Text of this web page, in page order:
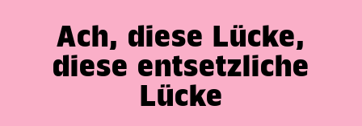
Ach, diese Lücke,
diese entsetzliche
Lücke